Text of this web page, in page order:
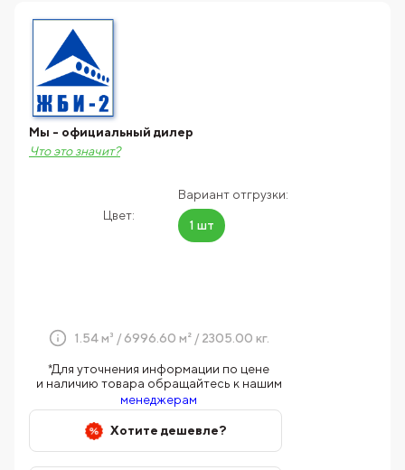
Цвет:
Вариант отгрузки:
1 шт
Мы - официальный дилер
Что это значит?
1.54 м³ / 6996.60 м² / 2305.00 кг.
*Для уточнения информации по цене
и наличию товара обращайтесь к нашим
менеджерам
Хотите дешевле?